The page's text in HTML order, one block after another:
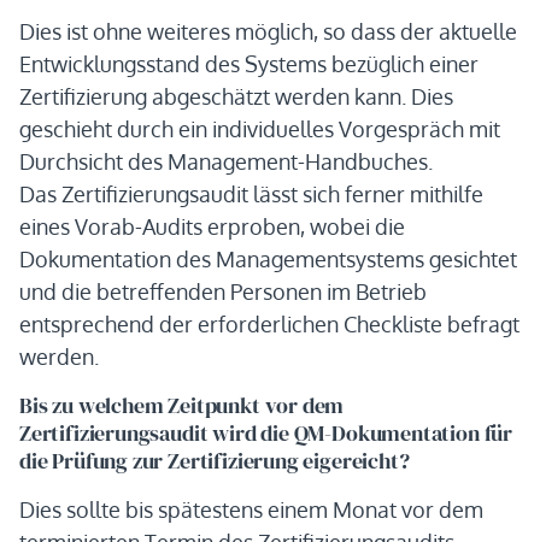
Dies ist ohne weiteres möglich, so dass der aktuelle
Entwicklungsstand des Systems bezüglich einer
Zertifizierung abgeschätzt werden kann. Dies
geschieht durch ein individuelles Vorgespräch mit
Durchsicht des Management-Handbuches.
Das Zertifizierungsaudit lässt sich ferner mithilfe
eines Vorab-Audits erproben, wobei die
Dokumentation des Managementsystems gesichtet
und die betreffenden Personen im Betrieb
entsprechend der erforderlichen Checkliste befragt
werden.
Bis zu welchem Zeitpunkt vor dem
Zertifizierungsaudit wird die QM-Dokumentation für
die Prüfung zur Zertifizierung eigereicht?
Dies sollte bis spätestens einem Monat vor dem